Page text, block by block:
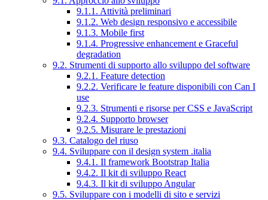
9.1.1. Attività preliminari
9.1.2. Web design responsivo e accessibile
9.1.3. Mobile first
9.1.4. Progressive enhancement e Graceful
degradation
9.2. Strumenti di supporto allo sviluppo del software
9.2.1. Feature detection
9.2.2. Verificare le feature disponibili con Can I
use
9.2.3. Strumenti e risorse per CSS e JavaScript
9.2.4. Supporto browser
9.2.5. Misurare le prestazioni
9.3. Catalogo del riuso
9.4. Sviluppare con il design system .italia
9.4.1. Il framework Bootstrap Italia
9.4.2. Il kit di sviluppo React
9.4.3. Il kit di sviluppo Angular
9.5. Sviluppare con i modelli di sito e servizi